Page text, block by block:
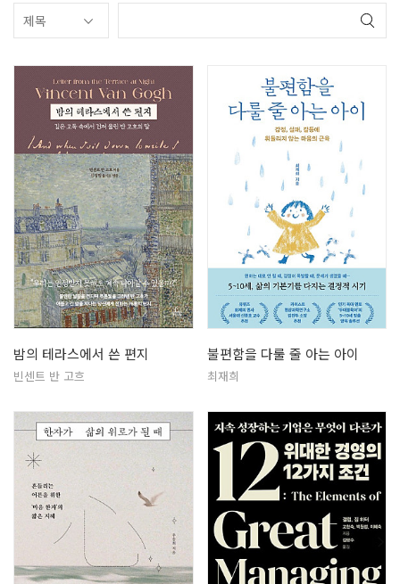
밤의 테라스에서 쓴 편지
빈센트 반 고흐
불편함을 다룰 줄 아는 아이
최재희